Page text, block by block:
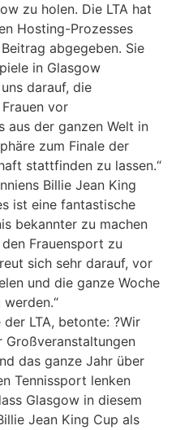
zu holen. Die LTA hat
Hosting-Prozesses
abgegeben. Sie
in Glasgow
darauf, die
vor
aus der ganzen Welt in
zum Finale der
stattfinden zu lassen.“
Billie Jean King
ist eine fantastische
bekannter zu machen
Frauensport zu
sich sehr darauf, vor
und die ganze Woche
LTA, betonte: ?Wir
Großveranstaltungen
das ganze Jahr über
Tennissport lenken
Glasgow in diesem
Jean King Cup als